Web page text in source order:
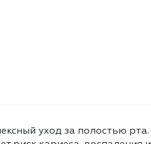
уход за полостью рта.